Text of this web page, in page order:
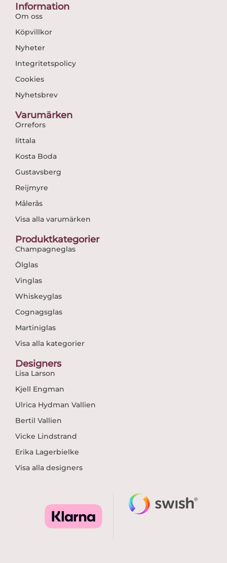
Information
Om oss
Köpvillkor
Nyheter
Integritetspolicy
Cookies
Nyhetsbrev
Varumärken
Orrefors
Iittala
Kosta Boda
Gustavsberg
Reijmyre
Målerås
Visa alla varumärken
Produktkategorier
Champagneglas
Ölglas
Vinglas
Whiskeyglas
Cognagsglas
Martiniglas
Visa alla kategorier
Designers
Lisa Larson
Kjell Engman
Ulrica Hydman Vallien
Bertil Vallien
Vicke Lindstrand
Erika Lagerbielke
Visa alla designers